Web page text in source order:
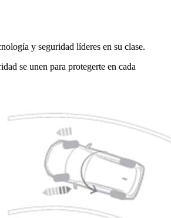
y seguridad líderes en su clase.
se unen para protegerte en cada